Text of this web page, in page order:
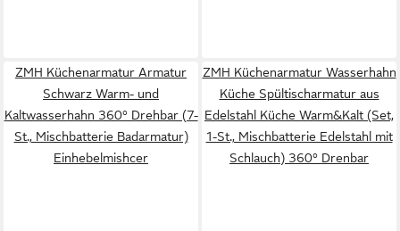
ZMH Küchenarmatur Armatur
Schwarz Warm- und
Kaltwasserhahn 360° Drehbar (7-
St., Mischbatterie Badarmatur)
Einhebelmishcer
ZMH Küchenarmatur Wasserhahn
Küche Spültischarmatur aus
Edelstahl Küche Warm&Kalt (Set,
1-St., Mischbatterie Edelstahl mit
Schlauch) 360° Drenbar